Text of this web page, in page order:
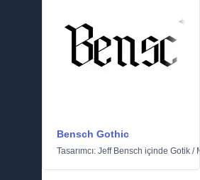
Bensch Gothic
Tasarımcı: Jeff Bensch içinde Gotik /